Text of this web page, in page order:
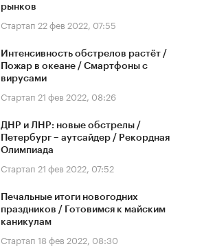
рынков
Стартап 22 фев 2022, 07:55
Интенсивность обстрелов растёт /
Пожар в океане / Смартфоны с
вирусами
Стартап 21 фев 2022, 08:26
ДНР и ЛНР: новые обстрелы /
Петербург – аутсайдер / Рекордная
Олимпиада
Стартап 21 фев 2022, 07:52
Печальные итоги новогодних
праздников / Готовимся к майским
каникулам
Стартап 18 фев 2022, 08:30